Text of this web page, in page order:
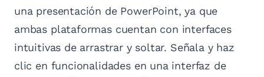
una presentación de PowerPoint, ya que
ambas plataformas cuentan con interfaces
intuitivas de arrastrar y soltar. Señala y haz
clic en funcionalidades en una interfaz de